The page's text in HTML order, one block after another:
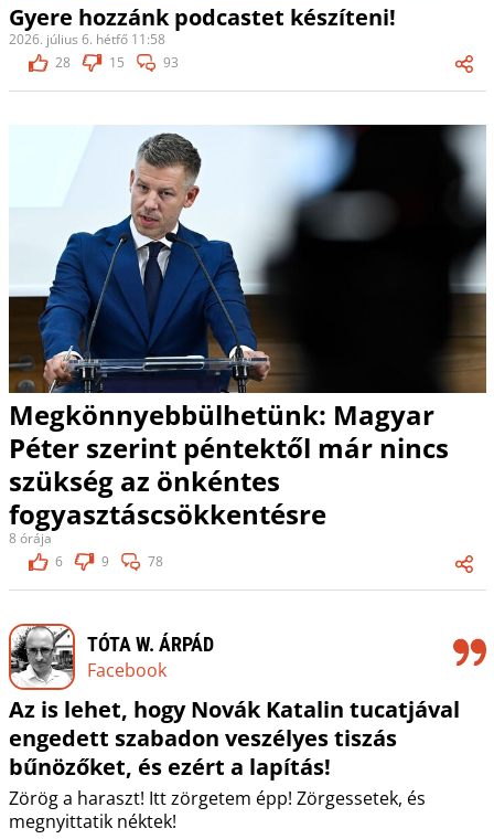
Gyere hozzánk podcastet készíteni!
2026. július 6. hétfő 11:58
28
15 93
Megkönnyebbülhetünk: Magyar
Péter szerint péntektől már nincs
szükség az önkéntes
fogyasztáscsökkentésre
8 órája
6
9 78
TÓTA W. ÁRPÁD
Facebook
Az is lehet, hogy Novák Katalin tucatjával
engedett szabadon veszélyes tiszás
bűnözőket, és ezért a lapítás!
Zörög a haraszt! Itt zörgetem épp! Zörgessetek, és
megnyittatik néktek!